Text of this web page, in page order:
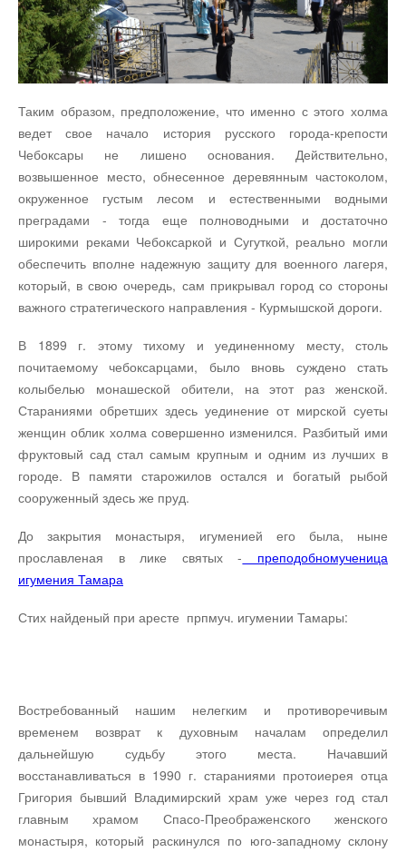
Таким образом, предположение, что именно с этого холма
ведет свое начало история русского города-крепости
Чебоксары не лишено основания. Действительно,
возвышенное место, обнесенное деревянным частоколом,
окруженное густым лесом и естественными водными
преградами - тогда еще полноводными и достаточно
широкими реками Чебоксаркой и Сугуткой, реально могли
обеспечить вполне надежную защиту для военного лагеря,
который, в свою очередь, сам прикрывал город со стороны
важного стратегического направления - Курмышской дороги.
В 1899 г. этому тихому и уединенному месту, столь
почитаемому чебоксарцами, было вновь суждено стать
колыбелью монашеской обители, на этот раз женской.
Стараниями обретших здесь уединение от мирской суеты
женщин облик холма совершенно изменился. Разбитый ими
фруктовый сад стал самым крупным и одним из лучших в
городе. В памяти старожилов остался и богатый рыбой
сооруженный здесь же пруд.
До закрытия монастыря, игуменией его была, ныне
прославленая в лике святых - преподобномученица
игумения Тамара
Стих найденый при аресте прпмуч. игумении Тамары:
Востребованный нашим нелегким и противо­речивым
временем возврат к духовным началам оп­ределил
дальнейшую судьбу этого места. Начавший
восстанавливаться в 1990 г. стараниями протоиерея отца
Григория бывший Владимирский храм уже через год стал
главным храмом Спасо-Преображен­ского женского
монастыря, который раскинулся по юго-западному склону